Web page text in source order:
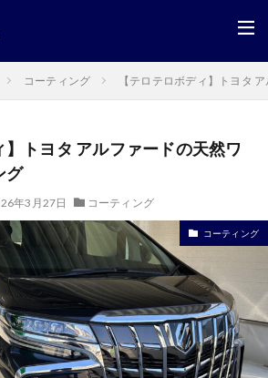
コーティング 【テロテロボディ】トヨタ
】トヨタ アルファードの天然ワ
グ
年3月27日 コーティング
コーティング